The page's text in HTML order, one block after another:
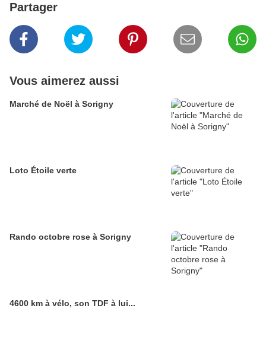
Partager
Vous aimerez aussi
Marché de Noël à Sorigny
Loto Étoile verte
Rando octobre rose à Sorigny
4600 km à vélo, son TDF à lui...